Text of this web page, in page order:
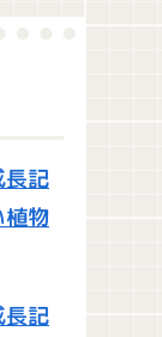
長記
植物
長記